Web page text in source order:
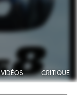
VIDÉOS CRITIQUE